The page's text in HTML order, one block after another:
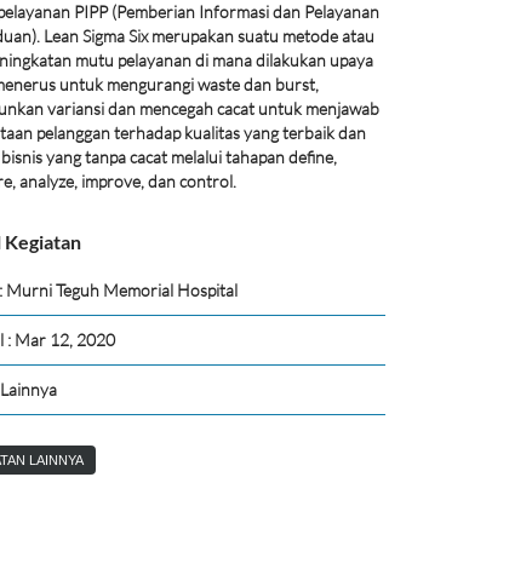
PIPP (Pemberian Informasi dan Pelayanan
Lean Sigma Six merupakan suatu metode atau
mutu pelayanan di mana dilakukan upaya
untuk mengurangi waste dan burst,
variansi dan mencegah cacat untuk menjawab
pelanggan terhadap kualitas yang terbaik dan
yang tanpa cacat melalui tahapan define,
analyze, improve, dan control.
Kegiatan
Murni Teguh Memorial Hospital
: Mar 12, 2020
LAINNYA